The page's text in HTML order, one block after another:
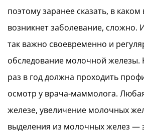
поэтому заранее сказать, в каком
возникнет заболевание, сложно.
так важно своевременно и
обследование молочной
раз в год должна проходить
осмотр у врача-маммолога.
железе, увеличение молочных
выделения из молочных желез —